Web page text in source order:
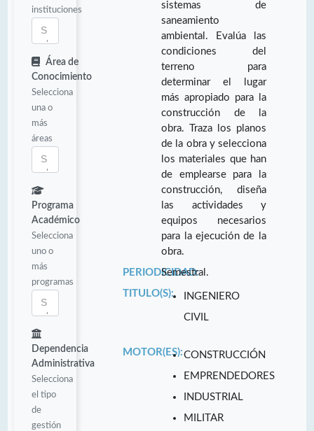
instituciones
Área de
Conocimiento
Selecciona
una o
más
áreas
Programa
Académico
Selecciona
uno o
más
programas
Dependencia
Administrativa
Selecciona
el tipo
de
gestión
sistemas de
saneamiento
ambiental. Evalúa las
condiciones del
terreno para
determinar el lugar
más apropiado para la
construcción de la
obra. Traza los planos
de la obra y selecciona
los materiales que han
de emplearse para la
construcción, diseña
las actividades y
equipos necesarios
para la ejecución de la
obra.
PERIODICIDAD:
Semestral.
TITULO(S):
INGENIERO
CIVIL
MOTOR(ES):CONSTRUCCIÓN
EMPRENDEDORES
INDUSTRIAL
MILITAR